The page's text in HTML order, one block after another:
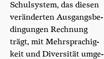
Schul­sys­tem, das die­sen
ver­än­der­ten Aus­gangs­be­
din­gun­gen Rech­nung
trägt, mit Mehr­spra­chig­
keit und Diver­si­tät umge­